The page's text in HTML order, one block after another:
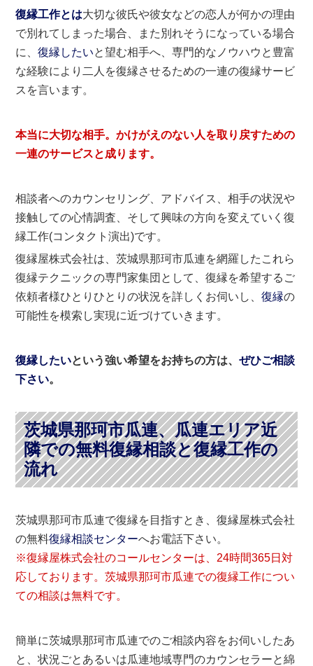
復縁工作とは大切な彼氏や彼女などの恋人が何かの理由
で別れてしまった場合、また別れそうになっている場合
に、復縁したいと望む相手へ、専門的なノウハウと豊富
な経験により二人を復縁させるための一連の復縁サービ
スを言います。
本当に大切な相手。かけがえのない人を取り戻すための
一連のサービスと成ります。
相談者へのカウンセリング、アドバイス、相手の状況や
接触しての心情調査、そして興味の方向を変えていく復
縁工作(コンタクト演出)です。
復縁屋株式会社は、茨城県那珂市瓜連を網羅したこれら
復縁テクニックの専門家集団として、復縁を希望するご
依頼者様ひとりひとりの状況を詳しくお伺いし、復縁の
可能性を模索し実現に近づけていきます。
復縁したいという強い希望をお持ちの方は、ぜひご相談
下さい。
茨城県那珂市瓜連、瓜連エリア近
隣での無料復縁相談と復縁工作の
流れ
茨城県那珂市瓜連で復縁を目指すとき、復縁屋株式会社
の無料復縁相談センターへお電話下さい。
※復縁屋株式会社のコールセンターは、24時間365日対
応しております。茨城県那珂市瓜連での復縁工作につい
ての相談は無料です。
簡単に茨城県那珂市瓜連でのご相談内容をお伺いしたあ
と、状況ごとあるいは瓜連地域専門のカウンセラーと綿